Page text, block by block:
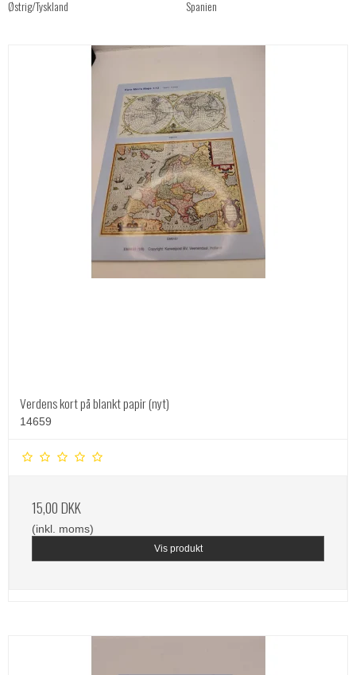
Østrig/Tyskland Spanien
Verdens kort på blankt papir (nyt)
14659
15,00 DKK
(inkl. moms)
Vis produkt